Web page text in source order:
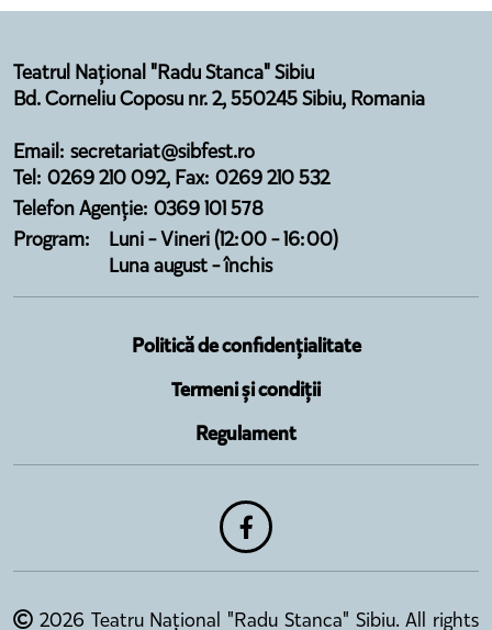
Teatrul Național "Radu Stanca" Sibiu
Bd. Corneliu Coposu nr. 2, 550245 Sibiu, Romania
Email: secretariat@sibfest.ro
Tel: 0269 210 092, Fax: 0269 210 532
Telefon Agenție: 0369 101 578
Program:
Luni - Vineri (12:00 - 16:00)
Luna august - închis
Politică de confidențialitate
Termeni și condiții
Regulament
2026 Teatru Național "Radu Stanca" Sibiu. All rights